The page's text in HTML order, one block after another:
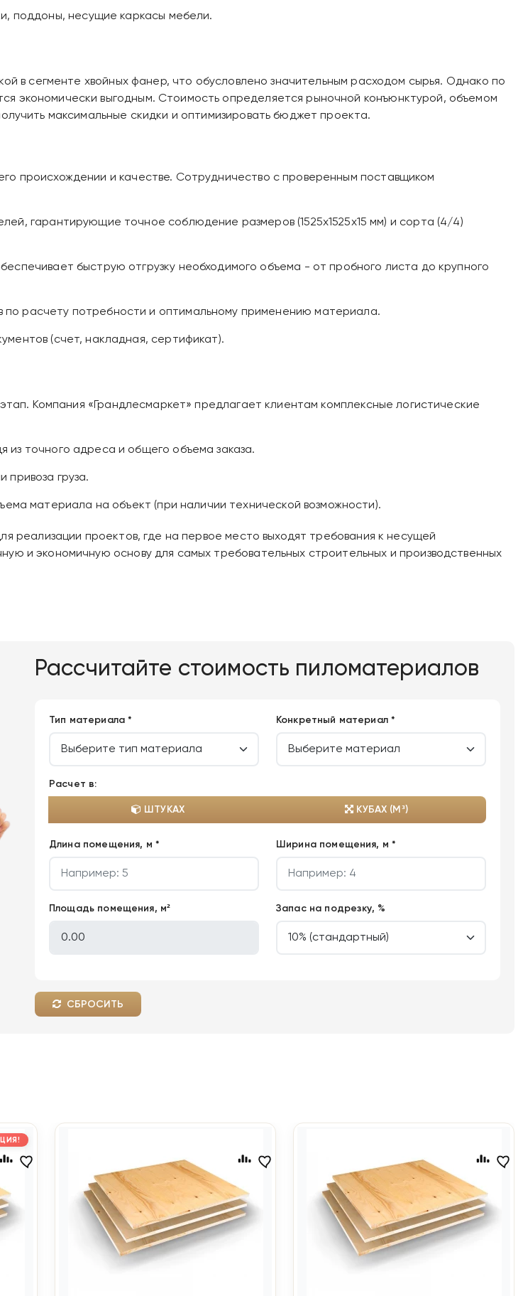
поддоны, несущие каркасы мебели.
в сегменте хвойных фанер, что обусловлено значительным расходом сырья. Однако по
экономически выгодным. Стоимость определяется рыночной конъюнктурой, объемом
максимальные скидки и оптимизировать бюджет проекта.
происхождении и качестве. Сотрудничество с проверенным поставщиком
гарантирующие точное соблюдение размеров (1525х1525х15 мм) и сорта (4/4)
быструю отгрузку необходимого объема - от пробного листа до крупного
по расчету потребности и оптимальному применению материала.
(счет, накладная, сертификат).
Компания «Грандлесмаркет» предлагает клиентам комплексные логистические
из точного адреса и общего объема заказа.
привоза груза.
материала на объект (при наличии технической возможности).
реализации проектов, где на первое место выходят требования к несущей
и экономичную основу для самых требовательных строительных и производственных
Рассчитайте стоимость пиломатериалов
Тип материала * Конкретный материал *
Расчет в:
ШТУКАХ КУБАХ (М³)
Длина помещения, м * Ширина помещения, м *
Площадь помещения, м² Запас на подрезку, %
СБРОСИТЬ